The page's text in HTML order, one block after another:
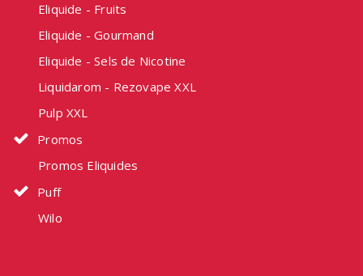
Eliquide - Fruits
Eliquide - Gourmand
Eliquide - Sels de Nicotine
Liquidarom - Rezovape XXL
Pulp XXL
Promos
Promos Eliquides
Puff
Wilo